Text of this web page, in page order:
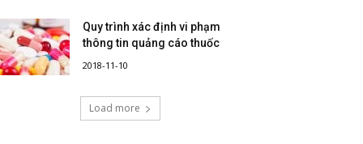
Quy trình xác định vi phạm
thông tin quảng cáo thuốc
2018-11-10
Load more